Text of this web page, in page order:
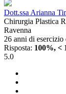
Dott.ssa Arianna
Chirurgia Plastica
Ravenna
26 anni di esercizio
Risposta: 100%, <
5.0